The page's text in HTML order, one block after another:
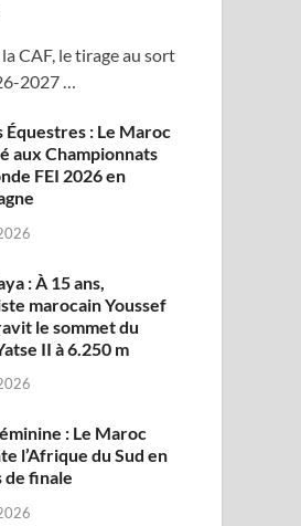
CAF, le tirage au sort
2027 …
Équestres : Le Maroc
aux Championnats
FEI 2026 en
: À 15 ans,
marocain Youssef
le sommet du
II à 6.250 m
: Le Maroc
l’Afrique du Sud en
de finale